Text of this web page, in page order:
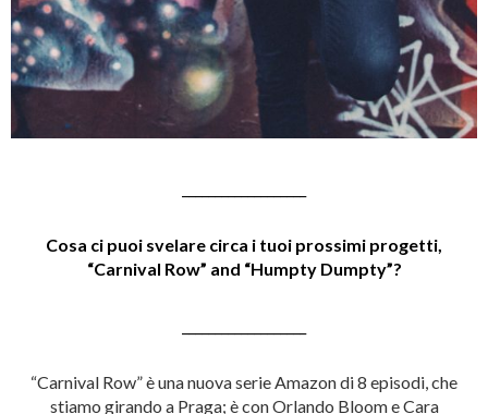
Cosa ci puoi svelare circa i tuoi prossimi progetti,
“Carnival Row” and “Humpty Dumpty”?
“Carnival Row” è una nuova serie Amazon di 8 episodi, che
stiamo girando a Praga; è con Orlando Bloom e Cara